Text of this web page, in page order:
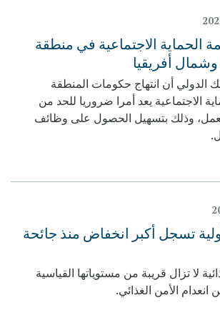
الحماية الاجتماعية في منطقة
أفريقيا
الدولي أن انتهاج حكومات المنطقة
الاجتماعية يعد أمرا ضروريا للحد من
وذلك بتسهيل الحصول على وظائف
تسجل أكبر انخفاض منذ جائحة
لا تزال قريبة من مستوياتها القياسية
الأمن الغذائي.